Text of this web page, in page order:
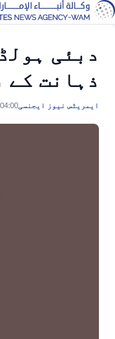
دبئی
ذہانت کے
ایمریٹس نیوز ایجنسی